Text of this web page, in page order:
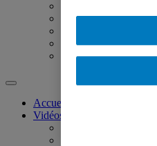
Galerie de l’UQAM
Centraide
Séries
Accueil
Vidéos promo